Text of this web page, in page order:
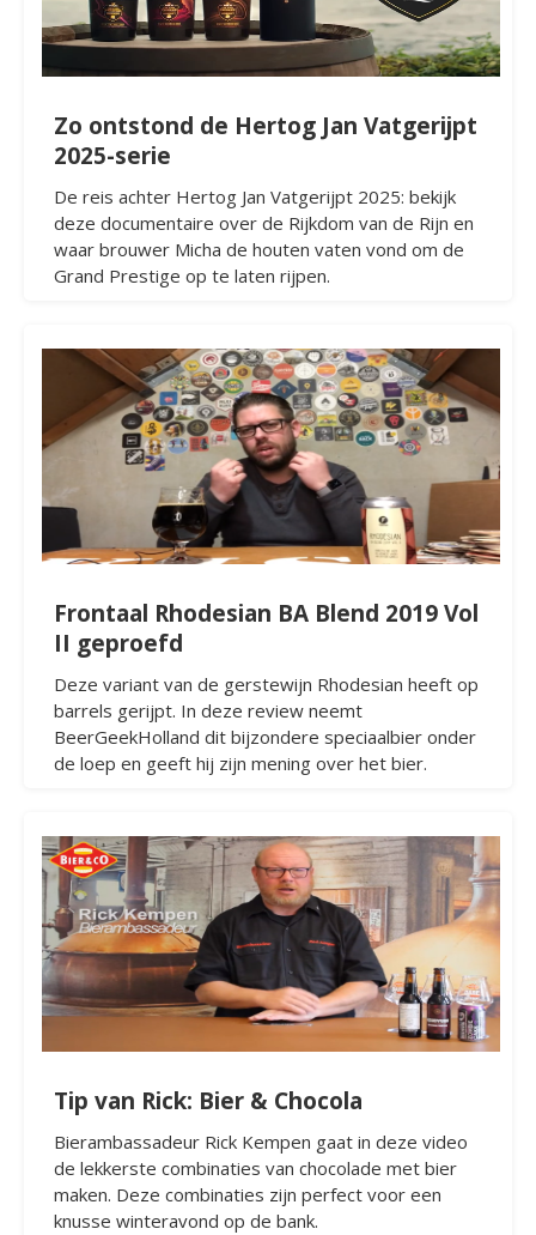
Zo ontstond de Hertog Jan Vatgerijpt
2025-serie
De reis achter Hertog Jan Vatgerijpt 2025: bekijk
deze documentaire over de Rijkdom van de Rijn en
waar brouwer Micha de houten vaten vond om de
Grand Prestige op te laten rijpen.
Frontaal Rhodesian BA Blend 2019 Vol
II geproefd
Deze variant van de gerstewijn Rhodesian heeft op
barrels gerijpt. In deze review neemt
BeerGeekHolland dit bijzondere speciaalbier onder
de loep en geeft hij zijn mening over het bier.
Tip van Rick: Bier & Chocola
Bierambassadeur Rick Kempen gaat in deze video
de lekkerste combinaties van chocolade met bier
maken. Deze combinaties zijn perfect voor een
knusse winteravond op de bank.